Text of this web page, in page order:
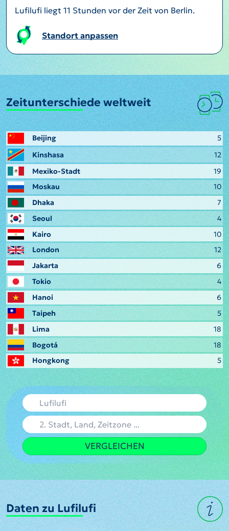
Lufilufi liegt 11 Stunden vor der Zeit von Berlin.
Standort anpassen
Zeitunterschiede weltweit
Beijing
5
Kinshasa
12
Mexiko-Stadt
19
Moskau
10
Dhaka
7
Seoul
4
Kairo
10
London
12
Jakarta
6
Tokio
4
Hanoi
6
Taipeh
5
Lima
18
Bogotá
18
Hongkong
5
VERGLEICHEN
Daten zu Lufilufi